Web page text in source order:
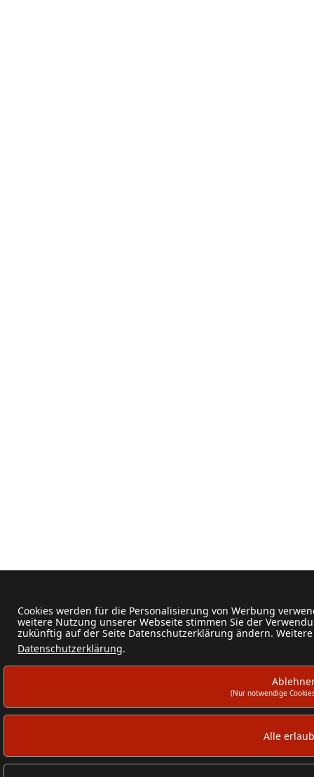
Cookies werden für die Personalisierung von Werbung
weitere Nutzung unserer Webseite stimmen Sie der
zukünftig auf der Seite Datenschutzerklärung ändern.
Datenschutzerklärung.
(Nur notwendige
Alle